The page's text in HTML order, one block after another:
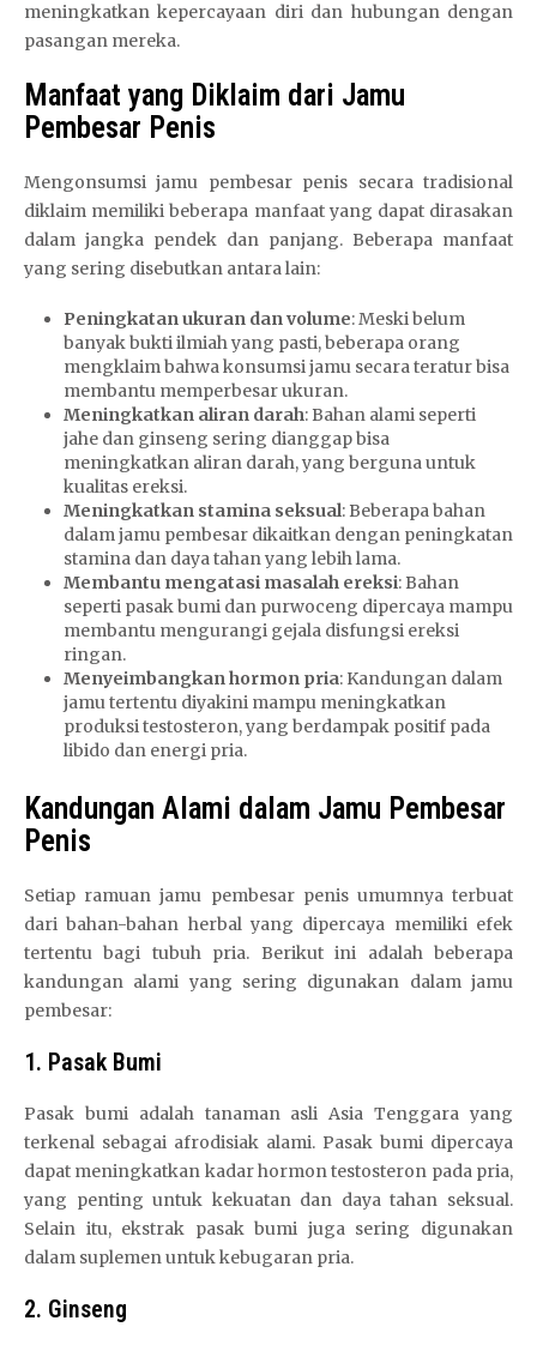
meningkatkan kepercayaan diri dan hubungan dengan
pasangan mereka.
Manfaat yang Diklaim dari Jamu
Pembesar Penis
Mengonsumsi jamu pembesar penis secara tradisional
diklaim memiliki beberapa manfaat yang dapat dirasakan
dalam jangka pendek dan panjang. Beberapa manfaat
yang sering disebutkan antara lain:
Peningkatan ukuran dan volume: Meski belum
banyak bukti ilmiah yang pasti, beberapa orang
mengklaim bahwa konsumsi jamu secara teratur bisa
membantu memperbesar ukuran.
Meningkatkan aliran darah: Bahan alami seperti
jahe dan ginseng sering dianggap bisa
meningkatkan aliran darah, yang berguna untuk
kualitas ereksi.
Meningkatkan stamina seksual: Beberapa bahan
dalam jamu pembesar dikaitkan dengan peningkatan
stamina dan daya tahan yang lebih lama.
Membantu mengatasi masalah ereksi: Bahan
seperti pasak bumi dan purwoceng dipercaya mampu
membantu mengurangi gejala disfungsi ereksi
ringan.
Menyeimbangkan hormon pria: Kandungan dalam
jamu tertentu diyakini mampu meningkatkan
produksi testosteron, yang berdampak positif pada
libido dan energi pria.
Kandungan Alami dalam Jamu Pembesar
Penis
Setiap ramuan jamu pembesar penis umumnya terbuat
dari bahan-bahan herbal yang dipercaya memiliki efek
tertentu bagi tubuh pria. Berikut ini adalah beberapa
kandungan alami yang sering digunakan dalam jamu
pembesar:
1. Pasak Bumi
Pasak bumi adalah tanaman asli Asia Tenggara yang
terkenal sebagai afrodisiak alami. Pasak bumi dipercaya
dapat meningkatkan kadar hormon testosteron pada pria,
yang penting untuk kekuatan dan daya tahan seksual.
Selain itu, ekstrak pasak bumi juga sering digunakan
dalam suplemen untuk kebugaran pria.
2. Ginseng